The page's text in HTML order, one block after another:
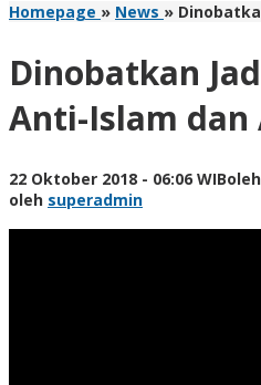
Homepage » News »
Dinobatkan
Anti-Islam dan
22 Oktober 2018 - 06:06 WIBoleh
oleh superadmin